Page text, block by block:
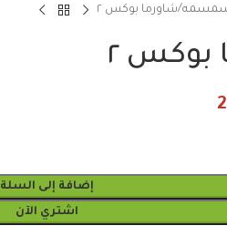
شاورما بوكس ٢
بوكس ٢
إضافة إلى السلة
اشتري الآن